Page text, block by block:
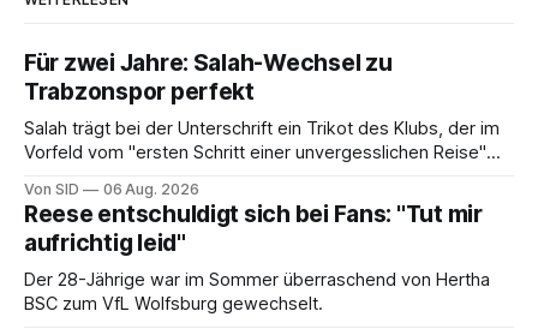
Für zwei Jahre: Salah-Wechsel zu
Trabzonspor perfekt
Salah trägt bei der Unterschrift ein Trikot des Klubs, der im
Vorfeld vom "ersten Schritt einer unvergesslichen Reise"
Von SID 06 Aug. 2026
Reese entschuldigt sich bei Fans: "Tut mir
aufrichtig leid"
Der 28-Jährige war im Sommer überraschend von Hertha
BSC zum VfL Wolfsburg gewechselt.